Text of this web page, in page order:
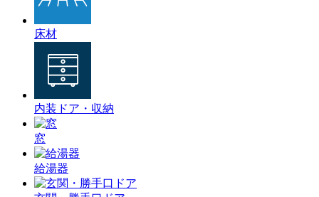
床材
内装ドア・収納
窓
給湯器